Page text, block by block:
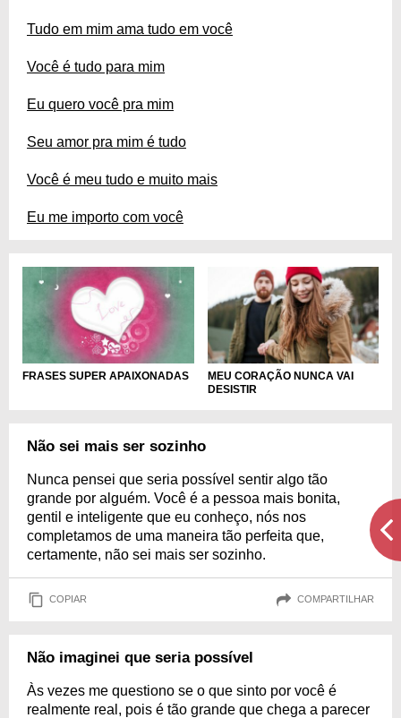
Tudo em mim ama tudo em você
Você é tudo para mim
Eu quero você pra mim
Seu amor pra mim é tudo
Você é meu tudo e muito mais
Eu me importo com você
FRASES SUPER APAIXONADAS
MEU CORAÇÃO NUNCA VAI
DESISTIR
Não sei mais ser sozinho
Nunca pensei que seria possível sentir algo tão
grande por alguém. Você é a pessoa mais bonita,
gentil e inteligente que eu conheço, nós nos
completamos de uma maneira tão perfeita que,
certamente, não sei mais ser sozinho.
COPIAR COMPARTILHAR
Não imaginei que seria possível
Às vezes me questiono se o que sinto por você é
realmente real, pois é tão grande que chega a parecer